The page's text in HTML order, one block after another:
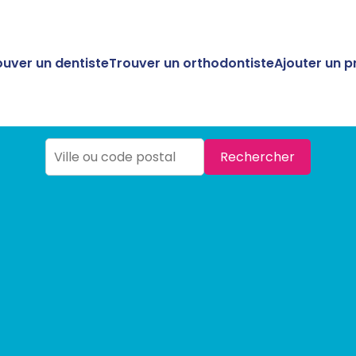
un dentisteTrouver un orthodontisteAjouter un
Rechercher